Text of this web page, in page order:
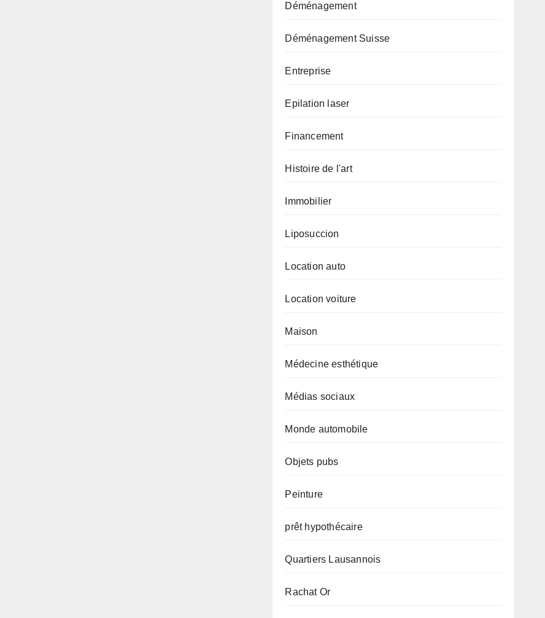
Déménagement
Déménagement Suisse
Entreprise
Epilation laser
Financement
Histoire de l'art
Immobilier
Liposuccion
Location auto
Location voiture
Maison
Médecine esthétique
Médias sociaux
Monde automobile
Objets pubs
Peinture
prêt hypothécaire
Quartiers Lausannois
Rachat Or